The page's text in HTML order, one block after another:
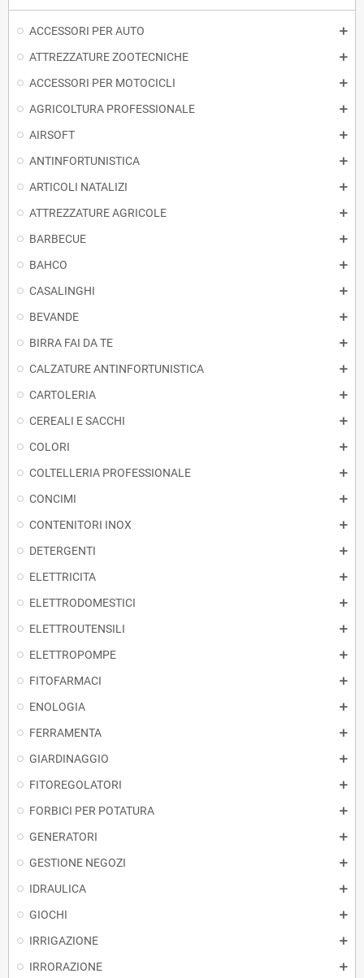
ACCESSORI PER AUTO
ATTREZZATURE ZOOTECNICHE
ACCESSORI PER MOTOCICLI
AGRICOLTURA PROFESSIONALE
AIRSOFT
ANTINFORTUNISTICA
ARTICOLI NATALIZI
ATTREZZATURE AGRICOLE
BARBECUE
BAHCO
CASALINGHI
BEVANDE
BIRRA FAI DA TE
CALZATURE ANTINFORTUNISTICA
CARTOLERIA
CEREALI E SACCHI
COLORI
COLTELLERIA PROFESSIONALE
CONCIMI
CONTENITORI INOX
DETERGENTI
ELETTRICITA
ELETTRODOMESTICI
ELETTROUTENSILI
ELETTROPOMPE
FITOFARMACI
ENOLOGIA
FERRAMENTA
GIARDINAGGIO
FITOREGOLATORI
FORBICI PER POTATURA
GENERATORI
GESTIONE NEGOZI
IDRAULICA
GIOCHI
IRRIGAZIONE
IRRORAZIONE